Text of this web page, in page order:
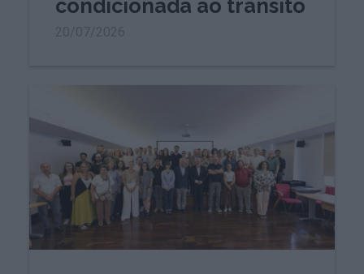
condicionada ao trânsito